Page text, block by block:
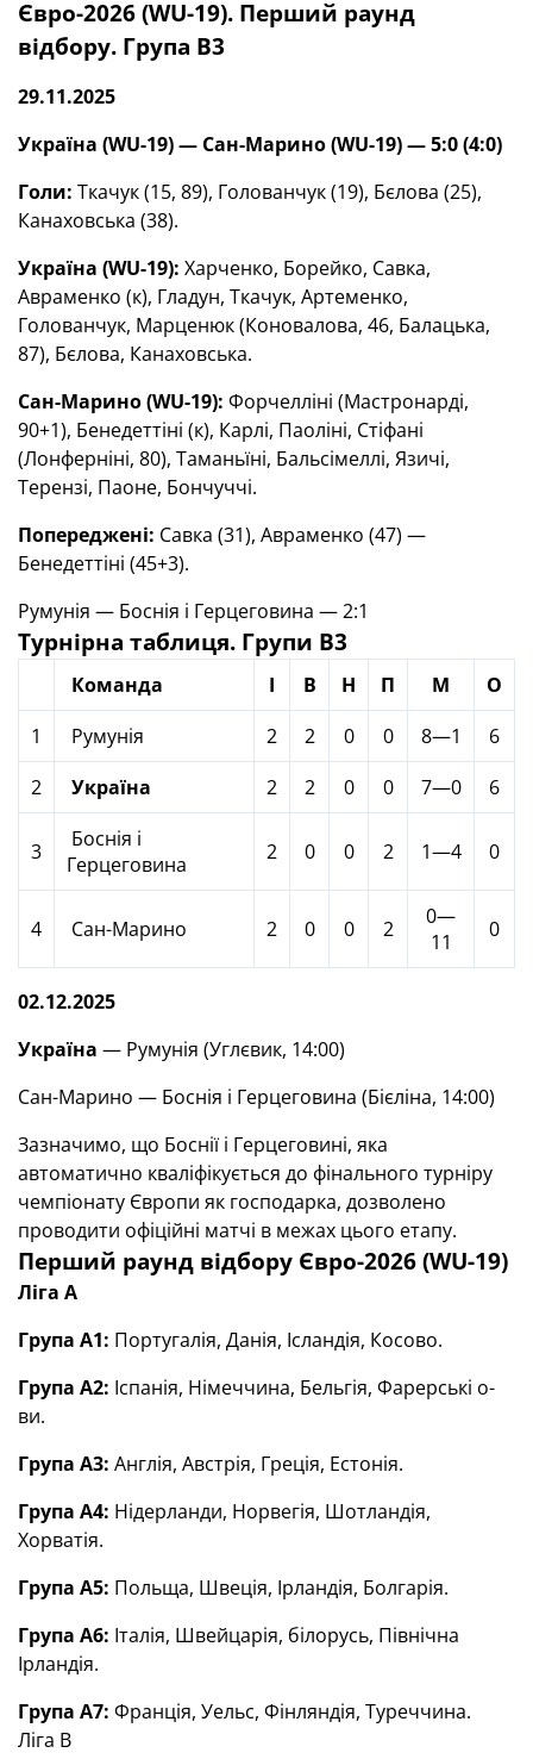
Євро-2026 (WU-19). Перший раунд
відбору. Група В3
29.11.2025
Україна (WU-19) — Сан-Марино (WU-19) — 5:0 (4:0)
Голи: Ткачук (15, 89), Голованчук (19), Бєлова (25),
Канаховська (38).
Україна (WU-19): Харченко, Борейко, Савка,
Авраменко (к), Гладун, Ткачук, Артеменко,
Голованчук, Марценюк (Коновалова, 46, Балацька,
87), Бєлова, Канаховська.
Сан-Марино (WU-19): Форчелліні (Мастронарді,
90+1), Бенедеттіні (к), Карлі, Паоліні, Стіфані
(Лонферніні, 80), Таманьїні, Бальсімеллі, Язичі,
Терензі, Паоне, Бончуччі.
Попереджені: Савка (31), Авраменко (47) —
Бенедеттіні (45+3).
Румунія — Боснія і Герцеговина — 2:1
Турнірна таблиця. Групи В3
Команда І В Н П М
О
1
Румунія 2 2 0 0 8—1
6
2
Україна 2 2 0 0 7—0 6
3
Боснія і
Герцеговина
2 0 0 2 1—4 0
4 Сан-Марино 2 0 0 2
0—
11
0
02.12.2025
Україна — Румунія (Углєвик, 14:00)
Сан-Марино — Боснія і Герцеговина (Бієліна, 14:00)
Зазначимо, що Боснії і Герцеговині, яка
автоматично кваліфікується до фінального турніру
чемпіонату Європи як господарка, дозволено
проводити офіційні матчі в межах цього етапу.
Перший раунд відбору Євро-2026 (WU-19)
Ліга А
Група А1: Португалія, Данія, Ісландія, Косово.
Група А2: Іспанія, Німеччина, Бельгія, Фарерські о-
ви.
Група А3: Англія, Австрія, Греція, Естонія.
Група А4: Нідерланди, Норвегія, Шотландія,
Хорватія.
Група А5: Польща, Швеція, Ірландія, Болгарія.
Група А6: Італія, Швейцарія, білорусь, Північна
Ірландія.
Група А7: Франція, Уельс, Фінляндія, Туреччина.
Ліга В